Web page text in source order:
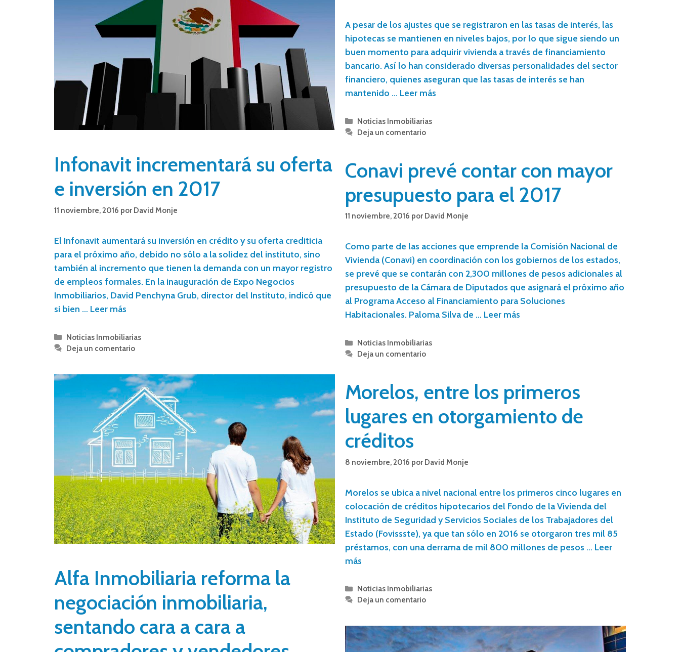
A pesar de los ajustes que se registraron en las tasas de interés, las
hipotecas se mantienen en niveles bajos, por lo que sigue siendo un
buen momento para adquirir vivienda a través de financiamiento
bancario. Así lo han considerado diversas personalidades del sector
financiero, quienes aseguran que las tasas de interés se han
mantenido … Leer más
Noticias Inmobiliarias
Deja un comentario
Infonavit incrementará su oferta
e inversión en 2017
11 noviembre, 2016 por David Monje
El Infonavit aumentará su inversión en crédito y su oferta crediticia
para el próximo año, debido no sólo a la solidez del instituto, sino
también al incremento que tienen la demanda con un mayor registro
de empleos formales. En la inauguración de Expo Negocios
Inmobiliarios, David Penchyna Grub, director del Instituto, indicó que
si bien … Leer más
Noticias Inmobiliarias
Deja un comentario
Conavi prevé contar con mayor
presupuesto para el 2017
11 noviembre, 2016 por David Monje
Como parte de las acciones que emprende la Comisión Nacional de
Vivienda (Conavi) en coordinación con los gobiernos de los estados,
se prevé que se contarán con 2,300 millones de pesos adicionales al
presupuesto de la Cámara de Diputados que asignará el próximo año
al Programa Acceso al Financiamiento para Soluciones
Habitacionales. Paloma Silva de … Leer más
Noticias Inmobiliarias
Deja un comentario
Alfa Inmobiliaria reforma la
negociación inmobiliaria,
sentando cara a cara a
Morelos, entre los primeros
lugares en otorgamiento de
créditos
8 noviembre, 2016 por David Monje
Morelos se ubica a nivel nacional entre los primeros cinco lugares en
colocación de créditos hipotecarios del Fondo de la Vivienda del
Instituto de Seguridad y Servicios Sociales de los Trabajadores del
Estado (Fovissste), ya que tan sólo en 2016 se otorgaron tres mil 85
préstamos, con una derrama de mil 800 millones de pesos … Leer
más
Noticias Inmobiliarias
Deja un comentario